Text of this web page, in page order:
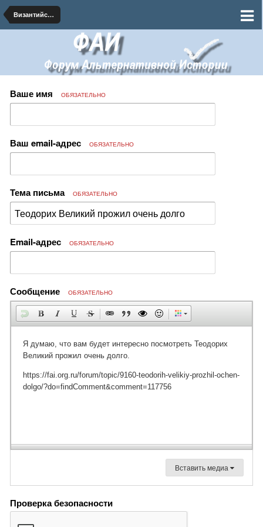
Византийские альтернативы
Ваше имя ОБЯЗАТЕЛЬНО
Ваш email-адрес ОБЯЗАТЕЛЬНО
Тема письма ОБЯЗАТЕЛЬНО
Email-адрес ОБЯЗАТЕЛЬНО
Сообщение ОБЯЗАТЕЛЬНО
Вставить медиа
Проверка безопасности